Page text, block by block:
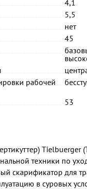
4,1
5,5
нет
45
рабочей
53
Tielbuerger
техники по
скарификатор для
в суровых